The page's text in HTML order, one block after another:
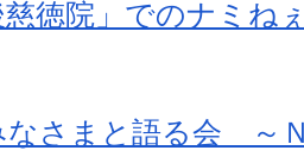
徳院」でのナミね
なさまと語る会 ～